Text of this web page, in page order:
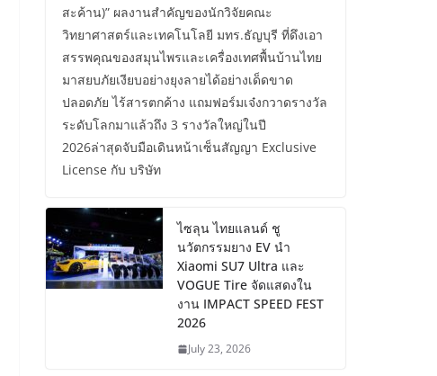
สะค้าน)” ผลงานสำคัญของนักวิจัยคณะ
วิทยาศาสตร์และเทคโนโลยี มทร.ธัญบุรี ที่ดึงเอา
สรรพคุณของสมุนไพรและเครื่องเทศพื้นบ้านไทย
มาสยบภัยเงียบอย่างยุงลายได้อย่างเด็ดขาด
ปลอดภัย ไร้สารตกค้าง แถมฟอร์มเจ๋งกวาดรางวัล
ระดับโลกมาแล้วถึง 3 รางวัลใหญ่ในปี
2026ล่าสุดจับมือเดินหน้าเซ็นสัญญา Exclusive
License กับ บริษัท
ไซลุน ไทยแลนด์ ชู
นวัตกรรมยาง EV นำ
Xiaomi SU7 Ultra และ
VOGUE Tire จัดแสดงใน
งาน IMPACT SPEED FEST
2026
July 23, 2026